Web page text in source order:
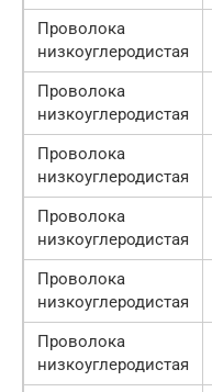
Проволока
низкоуглеродистая
Проволока
низкоуглеродистая
Проволока
низкоуглеродистая
Проволока
низкоуглеродистая
Проволока
низкоуглеродистая
Проволока
низкоуглеродистая